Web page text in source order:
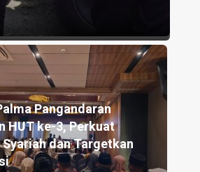
Pangandaran
HUT ke-3, Perkuat
dan Targetkan